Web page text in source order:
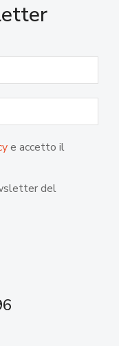
e accetto il
del